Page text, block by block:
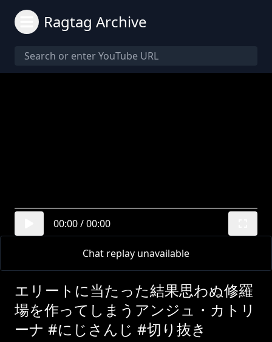
Ragtag Archive
00:00/00:00
Chat replay unavailable
エリートに当たった結果思わぬ修羅
場を作ってしまうアンジュ・カトリ
ーナ #にじさんじ #切り抜き